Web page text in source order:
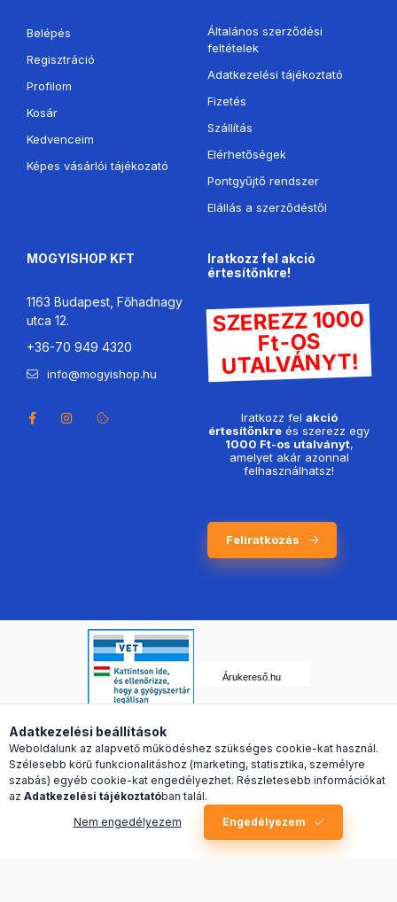
Belépés
Regisztráció
Profilom
Kosár
Kedvenceim
Képes vásárlói tájékozató
Általános szerződési
feltételek
Adatkezelési tájékoztató
Fizetés
Szállítás
Elérhetőségek
Pontgyűjtő rendszer
Elállás a szerződéstől
MOGYISHOP KFT
1163 Budapest, Főhadnagy
utca 12.
+36-70 949 4320
info@mogyishop.hu
Iratkozz fel akció
értesítőnkre!
SZEREZZ 1000
Ft-OS
UTALVÁNYT!
Iratkozz fel akció
értesítőnkre és szerezz egy
1000 Ft-os utalványt,
amelyet akár azonnal
felhasználhatsz!
Feliratkozás
Árukereső.hu
Adatkezelési beállítások
Weboldalunk az alapvető működéshez szükséges cookie-kat használ.
Szélesebb körű funkcionalitáshoz (marketing, statisztika, személyre
szabás) egyéb cookie-kat engedélyezhet. Részletesebb információkat
az Adatkezelési tájékoztatóban talál.
Nem engedélyezem
Engedélyezem